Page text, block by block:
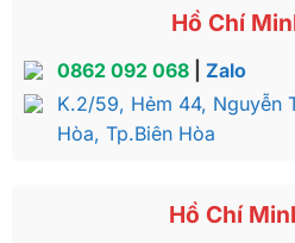
Hồ Chí
0862 092 068| Zalo
K.2/59, Hẻm 44, Nguyễn
Hòa, Tp.Biên Hòa
Hồ Chí